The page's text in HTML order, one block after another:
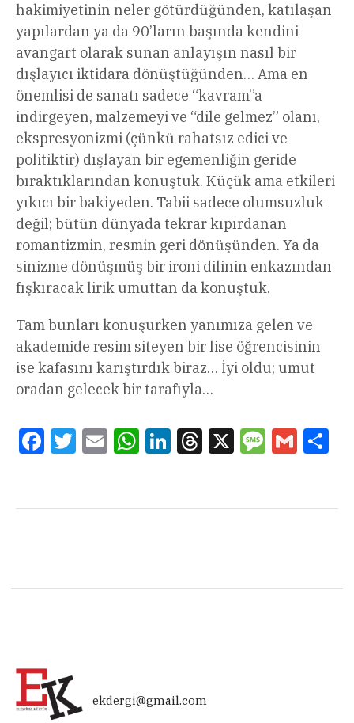
hakimiyetinin neler götürdüğünden, katılaşan
yapılardan ya da 90’ların başında kendini
avangart olarak sunan anlayışın nasıl bir
dışlayıcı iktidara dönüştüğünden… Ama en
önemlisi de sanatı sadece “kavram”a
indirgeyen, malzemeyi ve “dile gelmez” olanı,
ekspresyonizmi (çünkü rahatsız edici ve
politiktir) dışlayan bir egemenliğin geride
bıraktıklarından konuştuk. Küçük ama etkileri
yıkıcı bir bakiyeden. Tabii sadece olumsuzluk
değil; bütün dünyada tekrar kıpırdanan
romantizmin, resmin geri dönüşünden. Ya da
sinizme dönüşmüş bir ironi dilinin enkazından
fışkıracak lirik umuttan da konuştuk.
Tam bunları konuşurken yanımıza gelen ve
akademide resim siteyen bir lise öğrencisinin
ise kafasını karıştırdık biraz… İyi oldu; umut
oradan gelecek bir tarafıyla…
FacebookTwitterEmail WhatsAppLinkedInThreads
X Message
Gmail
ekdergi@gmail.com